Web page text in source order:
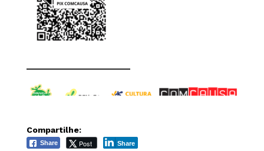
Compartilhe:
Share Post Share